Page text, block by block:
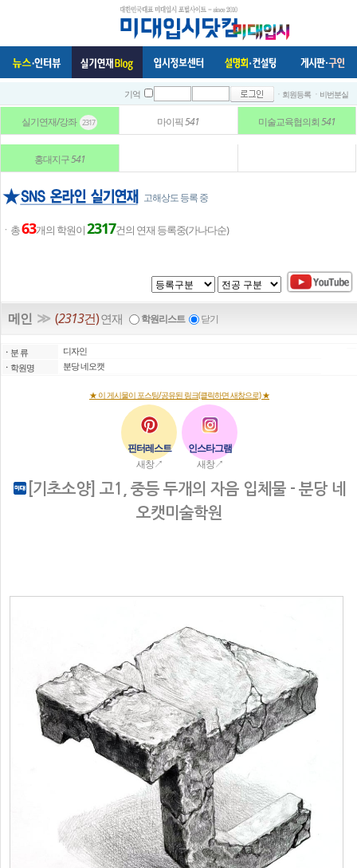
기억 ㆍ회원등록 ㆍ비번분실
실기연재/강좌 2317 마이픽541 미술교육협의회541
홍대지구541
고해상도 등록 중
ㆍ총63개의 학원이2317건의 연재 등록중(가나다순)
메인 ≫ (2313건)연재 학원리스트 닫기
ㆍ 분 류
디자인
ㆍ 학원명 분당 네오캣
★ 이 게시물이 포스팅/공유된 링크(클릭하면 새창으로) ★
핀터레스트
새창↗
인스타그램
새창↗
[기초소양] 고1, 중등 두개의 자음 입체물 - 분당 네
오캣미술학원